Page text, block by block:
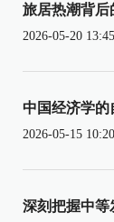
旅居热潮背后
2026-05-20 13:45
中国经济学的
2026-05-15 10:20
深刻把握中等